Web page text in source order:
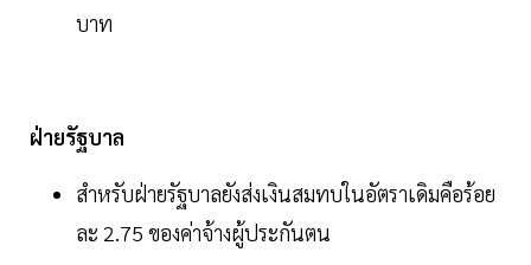
บาท
ฝ่ายรัฐบาล
สำหรับฝ่ายรัฐบาลยังส่งเงินสมทบในอัตราเดิมคือร้อย
ละ 2.75 ของค่าจ้างผู้ประกันตน